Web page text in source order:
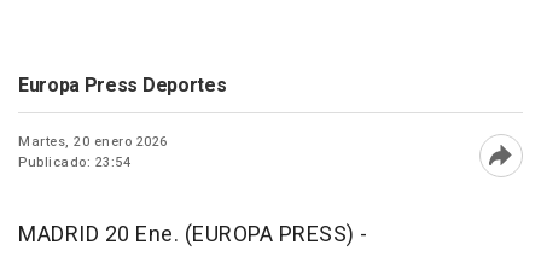
Europa Press Deportes
Martes, 20 enero 2026
Publicado: 23:54
MADRID 20 Ene. (EUROPA PRESS) -